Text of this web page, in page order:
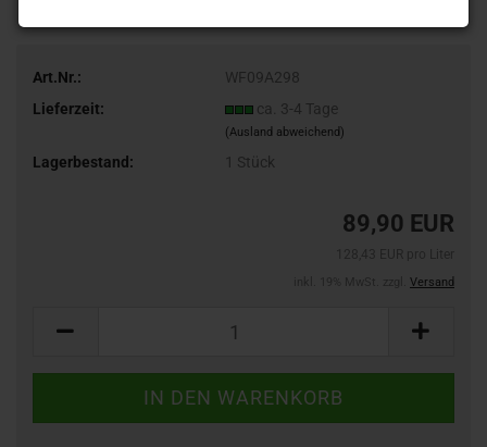
Art.Nr.:
WF09A298
Lieferzeit:
ca. 3-4 Tage
(Ausland abweichend)
Lagerbestand: 1 Stück
89,90 EUR
Versand